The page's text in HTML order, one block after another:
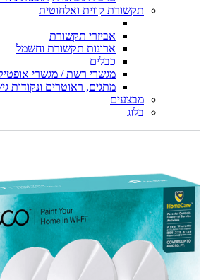
תקשורת קווית ואלחוטית
אביזרי תקשורת
ארונות תקשורת וחשמל
כבלים
מגשרי רשת / מגשרי
מתגים, ראוטרים ונקודות
מבצעים
בלוג